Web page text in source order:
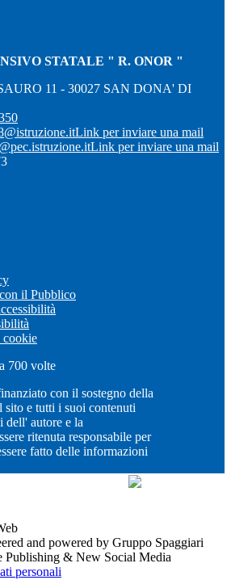
STATALE " R. ONOR "
11 - 30027 SAN DONA' DI
Link per inviare una mail
Link per inviare una mail
il Pubblico
cookie
700 volte
con il sostegno della
sito e tutti i suoi contenuti
autore e la
ritenuta responsabile per
fatto delle informazioni
and powered by Gruppo Spaggiari
Publishing & New Social Media
personali